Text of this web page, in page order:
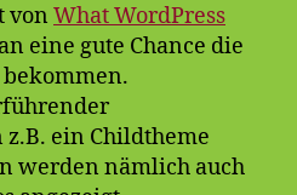
von What WordPress
eine gute Chance die
ein Childtheme
werden nämlich auch